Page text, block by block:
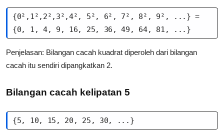
{0²,1²,2²,3²,4², 5², 6², 7², 8², 9², ...} =
{0, 1, 4, 9, 16, 25, 36, 49, 64, 81, ...}
Penjelasan: Bilangan cacah kuadrat diperoleh dari bilangan
cacah itu sendiri dipangkatkan 2.
Bilangan cacah kelipatan 5
{5, 10, 15, 20, 25, 30, ...}